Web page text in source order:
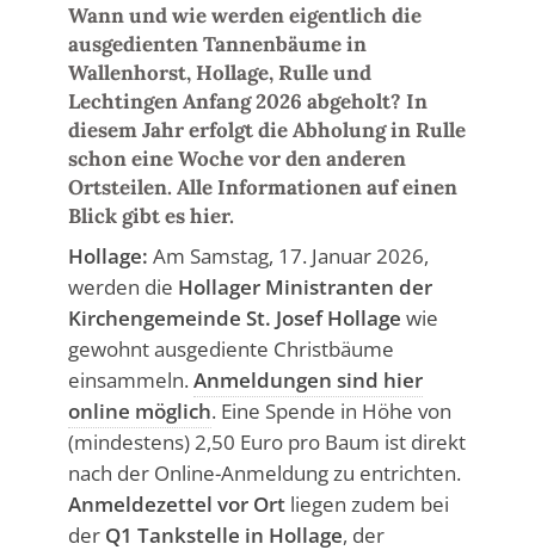
Wann und wie werden eigentlich die
ausgedienten Tannenbäume in
Wallenhorst, Hollage, Rulle und
Lechtingen Anfang 2026 abgeholt? In
diesem Jahr erfolgt die Abholung in Rulle
schon eine Woche vor den anderen
Ortsteilen. Alle Informationen auf einen
Blick gibt es hier.
Hollage: Am Samstag, 17. Januar 2026,
werden die Hollager Ministranten der
Kirchengemeinde St. Josef Hollage wie
gewohnt ausgediente Christbäume
einsammeln.Anmeldungen sind hier
online möglich. Eine Spende in Höhe von
(mindestens) 2,50 Euro pro Baum ist direkt
nach der Online-Anmeldung zu entrichten.
Anmeldezettel vor Ortliegen zudem bei
der Q1 Tankstelle in Hollage, der